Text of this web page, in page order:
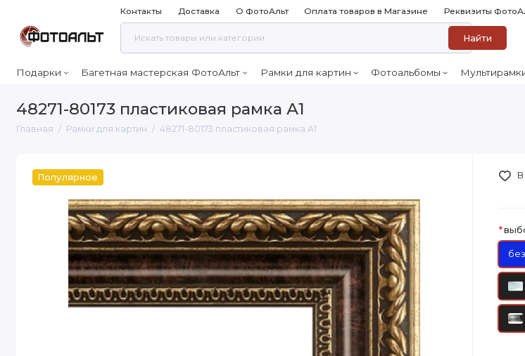
Контакты Доставка О ФотоАльт Оплата товаров в Магазине Реквизиты
Найти
Подарки Багетная мастерская ФотоАльт Рамки для картин Фотоальбомы
48271-80173 пластиковая рамка А1
Главная Рамки для картин 48271-80173 пластиковая рамка А1
Популярное